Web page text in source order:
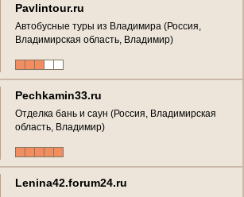
Pavlintour.ru
Автобусные туры из Владимира (Россия,
Владимирская область, Владимир)
Pechkamin33.ru
Отделка бань и саун (Россия, Владимирская
область, Владимир)
Lenina42.forum24.ru